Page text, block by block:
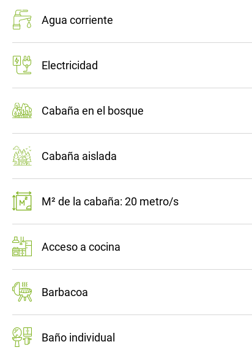
Agua corriente
Electricidad
Cabaña en el bosque
Cabaña aislada
M² de la cabaña: 20 metro/s
Acceso a cocina
Barbacoa
Baño individual